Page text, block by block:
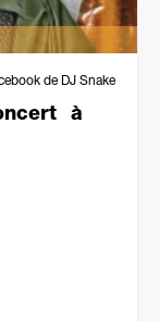
de DJ Snake
à